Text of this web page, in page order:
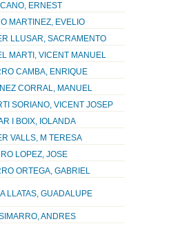
ERNEST
MARTINEZ, EVELIO
LLUSAR, SACRAMENTO
MARTI, VICENT MANUEL
CAMBA, ENRIQUE
CORRAL, MANUEL
SORIANO, VICENT JOSEP
I BOIX, IOLANDA
VALLS, M TERESA
LOPEZ, JOSE
ORTEGA, GABRIEL
LLATAS, GUADALUPE
ANDRES